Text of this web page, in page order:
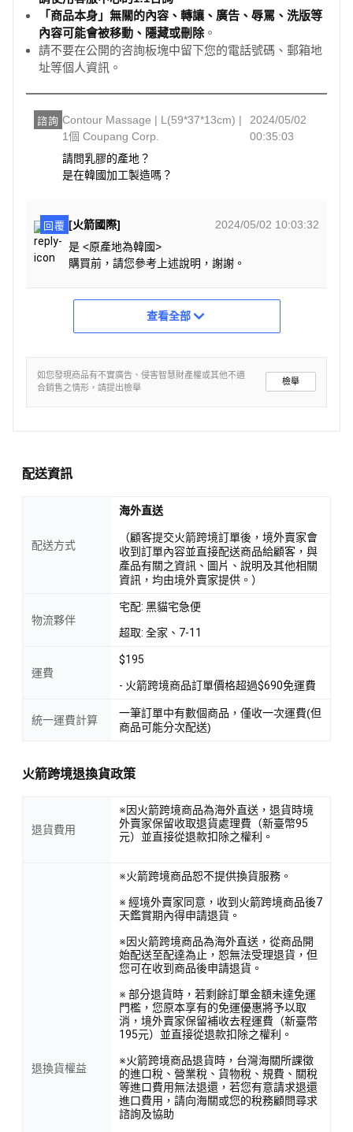
「商品本身」無關的內容、轉讓、廣告、辱罵、洗版等
內容可能會被移動、隱藏或刪除。
請不要在公開的咨詢板塊中留下您的電話號碼、郵箱地
址等個人資訊。
諮詢 Contour Massage | L(59*37*13cm) |
1個 Coupang Corp.
2024/05/02
00:35:03
請問乳膠的產地？
是在韓國加工製造嗎？
回覆 [火箭國際]
2024/05/02 10:03:32
是 <原產地為韓國>
購買前，請您參考上述說明，謝謝。
查看全部
如您發現商品有不實廣告、侵害智慧財產權或其他不適
合銷售之情形，請提出檢舉
檢舉
配送資訊
配送方式
海外直送
（顧客提交火箭跨境訂單後，境外賣家會
收到訂單內容並直接配送商品給顧客，與
產品有關之資訊、圖片、說明及其他相關
資訊，均由境外賣家提供。）
物流夥伴
宅配: 黑貓宅急便
超取: 全家、7-11
運費
$195
- 火箭跨境商品訂單價格超過$690免運費
統一運費計算
一筆訂單中有數個商品，僅收一次運費(但
商品可能分次配送)
火箭跨境退換貨政策
退貨費用
※因火箭跨境商品為海外直送，退貨時境
外賣家保留收取退貨處理費（新臺幣95
元）並直接從退款扣除之權利。
退換貨權益
※火箭跨境商品恕不提供換貨服務。
※ 經境外賣家同意，收到火箭跨境商品後7
天鑑賞期內得申請退貨。
※因火箭跨境商品為海外直送，從商品開
始配送至配達為止，恕無法受理退貨，但
您可在收到商品後申請退貨。
※ 部分退貨時，若剩餘訂單金額未達免運
門檻，您原本享有的免運優惠將予以取
消，境外賣家保留補收去程運費（新臺幣
195元）並直接從退款扣除之權利。
※火箭跨境商品退貨時，台灣海關所課徵
的進口稅、營業稅、貨物稅、規費、關稅
等進口費用無法退還，若您有意請求退還
進口費用，請向海關或您的稅務顧問尋求
諮詢及協助